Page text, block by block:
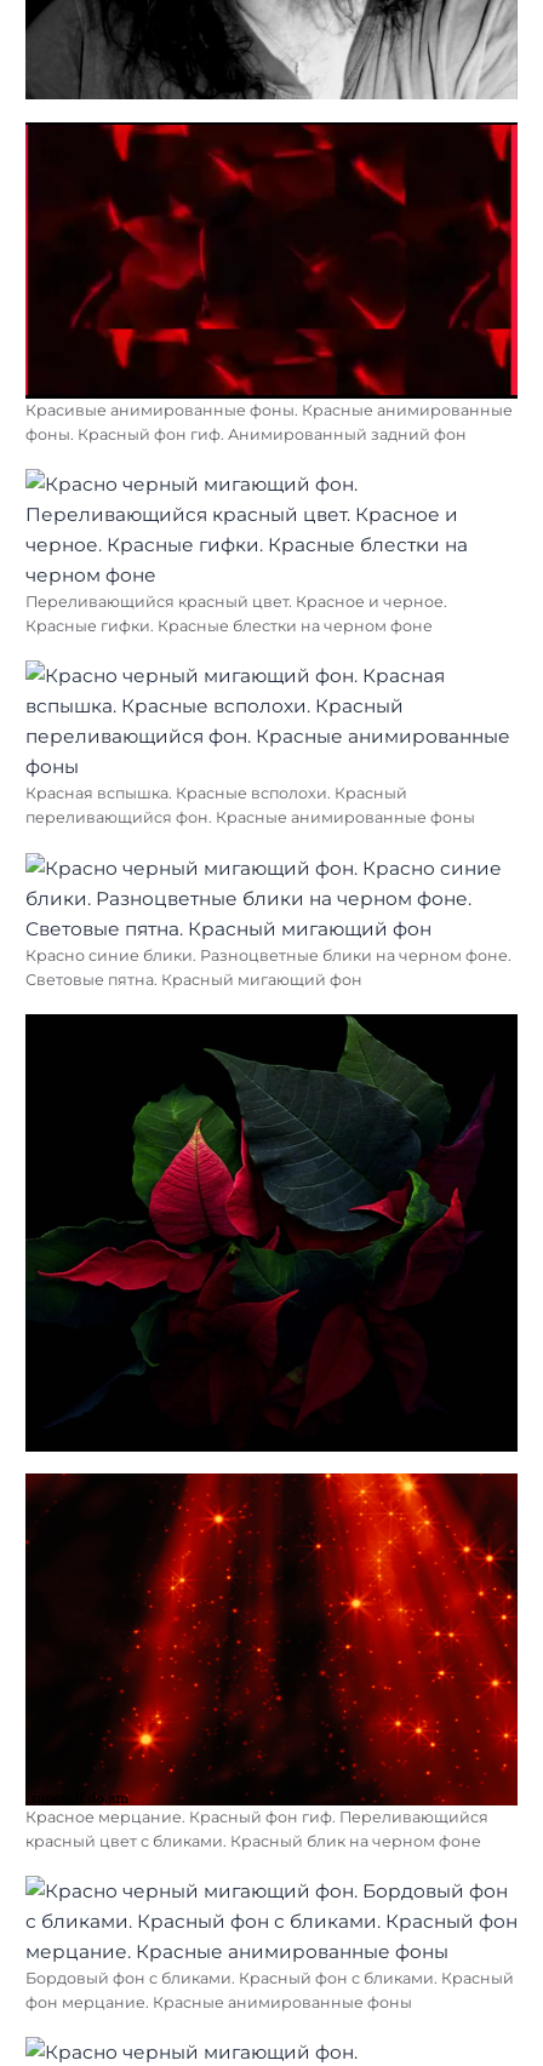
Красивые анимированные фоны. Красные анимированные
фоны. Красный фон гиф. Анимированный задний фон
Переливающийся красный цвет. Красное и черное.
Красные гифки. Красные блестки на черном фоне
Красная вспышка. Красные всполохи. Красный
переливающийся фон. Красные анимированные фоны
Красно синие блики. Разноцветные блики на черном фоне.
Световые пятна. Красный мигающий фон
Красное мерцание. Красный фон гиф. Переливающийся
красный цвет с бликами. Красный блик на черном фоне
Бордовый фон с бликами. Красный фон с бликами. Красный
фон мерцание. Красные анимированные фоны